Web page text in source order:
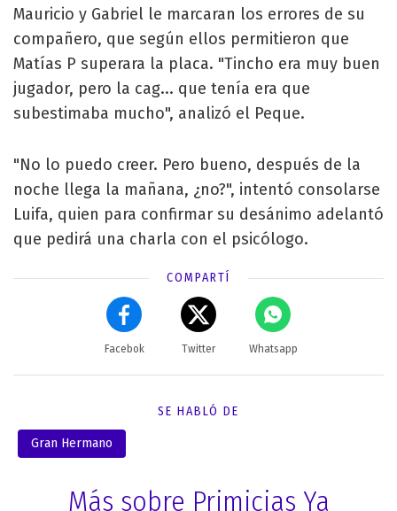
Mauricio y Gabriel le marcaran los errores de su
compañero, que según ellos permitieron que
Matías P superara la placa. "Tincho era muy buen
jugador, pero la cag... que tenía era que
subestimaba mucho", analizó el Peque.
"No lo puedo creer. Pero bueno, después de la
noche llega la mañana, ¿no?", intentó consolarse
Luifa, quien para confirmar su desánimo adelantó
que pedirá una charla con el psicólogo.
COMPARTÍ
Facebok Twitter Whatsapp
SE HABLÓ DE
Gran Hermano
Más sobre Primicias Ya